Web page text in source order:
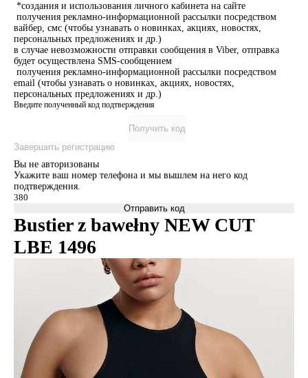
*создания и использования личного кабинета на сайте
получения рекламно-информационной рассылки посредством
вайбер, смс (чтобы узнавать о новинках, акциях, новостях,
персональных предложениях и др.)
в случае невозможности отправки сообщения в Viber, отправка
будет осуществлена SMS-сообщением
получения рекламно-информационной рассылки посредством
email (чтобы узнавать о новинках, акциях, новостях,
персональных предложениях и др.)
Введите полученный код подтверждения
Получить код
Завершить регистрацию
Вы не авторизованы
Укажите ваш номер телефона и мы вышлем на него код
подтверждения.
Отправить код
Bustier z bawełny NEW CUT
LBE 1496